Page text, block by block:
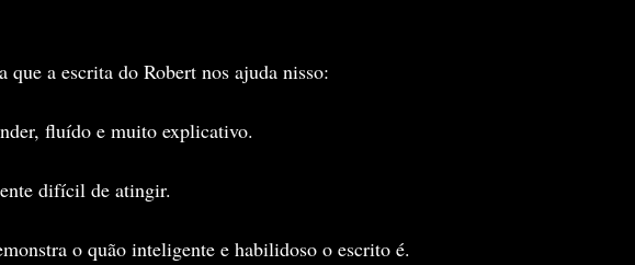
a escrita do Robert nos ajuda nisso:
fluído e muito explicativo.
difícil de atingir.
o quão inteligente e habilidoso o escrito é.